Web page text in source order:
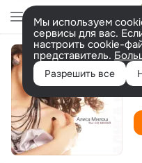
Мы используем
сервисы для вас.
настроить cookie-
представитель.
Разрешить все